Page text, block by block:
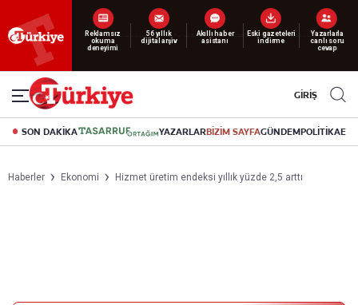
Reklamsız
okuma
deneyimi
56 yıllık
dijital arşiv
Akıllı haber
asistanı
Eski gazeteleri
indirme
Yazarlarla
canlı soru
cevap
GİRİŞ
SON DAKİKA YAZARLARBİZİM SAYFAGÜNDEMPOLİTİKA
Haberler Ekonomi Hizmet üretim endeksi yıllık yüzde 2,5 arttı